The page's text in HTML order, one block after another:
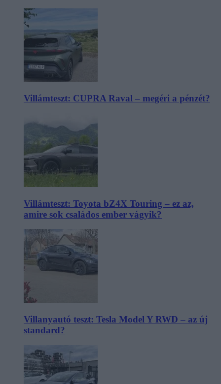
Villámteszt: CUPRA Raval – megéri a pénzét?
Villámteszt: Toyota bZ4X Touring – ez az,
amire sok családos ember vágyik?
Villanyautó teszt: Tesla Model Y RWD – az új
standard?